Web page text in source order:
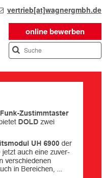
vertrieb[at]wagnergmbh.de
online bewerben